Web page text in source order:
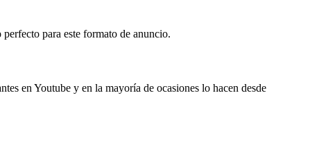
para este formato de anuncio.
en Youtube y en la mayoría de ocasiones lo hacen desde